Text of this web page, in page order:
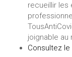
recueillir les
joignable au
Consultez